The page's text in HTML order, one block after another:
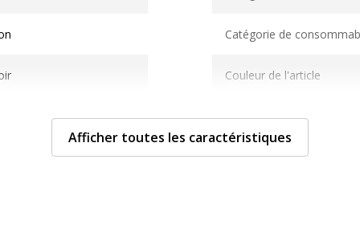
800 pages
Catégorie de
Couleur de l'article
Quantité incluse
Type de cartouche
Afficher toutes les caractéristiques